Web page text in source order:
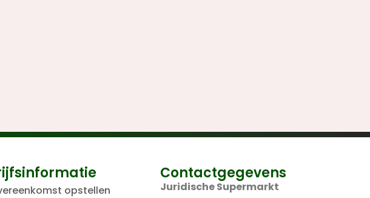
opstellen
Contactgegevens
Juridische Supermarkt